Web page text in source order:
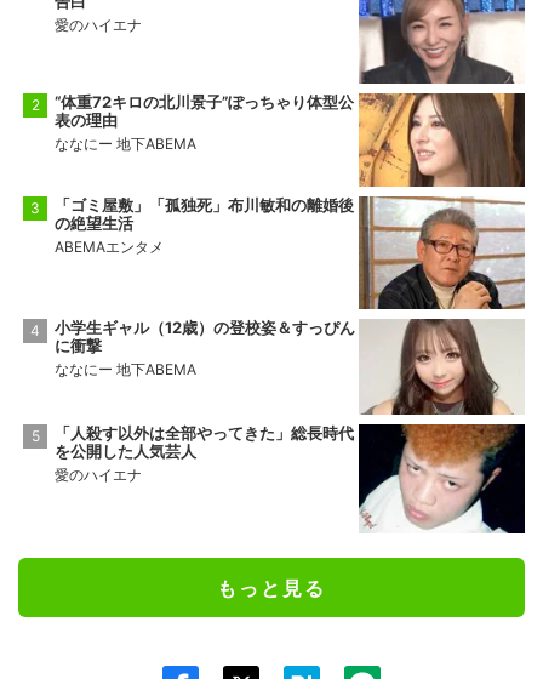
愛のハイエナ
“体重72キロの北川景子”ぽっちゃり体型公
表の理由
ななにー 地下ABEMA
「ゴミ屋敷」「孤独死」布川敏和の離婚後
の絶望生活
ABEMAエンタメ
小学生ギャル（12歳）の登校姿＆すっぴん
に衝撃
ななにー 地下ABEMA
「人殺す以外は全部やってきた」総長時代
を公開した人気芸人
愛のハイエナ
もっと見る